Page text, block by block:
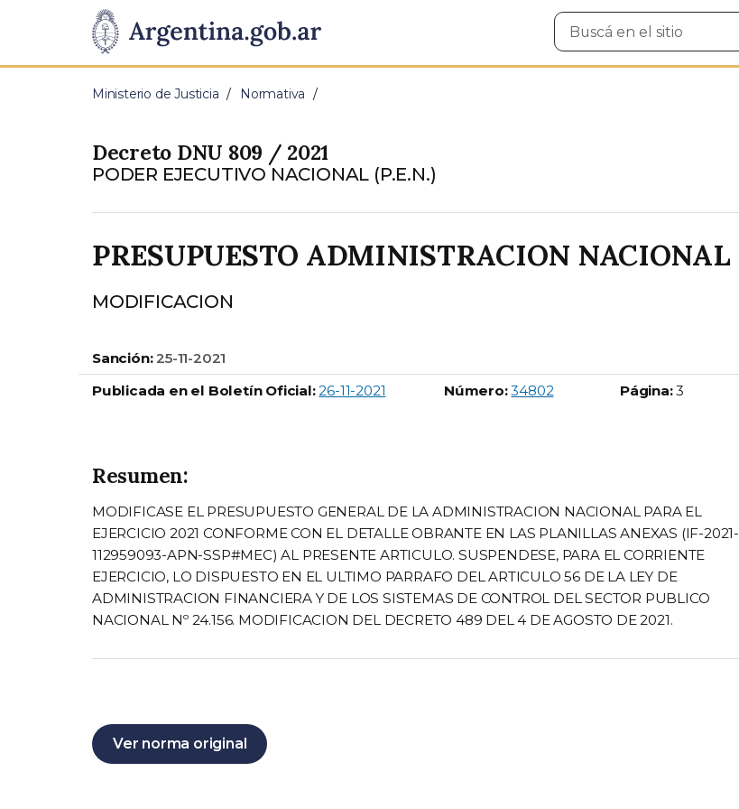
Presidencia
de
Pasar al contenido principal
Buscar
en
Ministerio de Justicia Normativa
Decreto DNU 809 / 2021
PODER EJECUTIVO NACIONAL (P.E.N.)
PRESUPUESTO ADMINISTRACION NACIONAL
MODIFICACION
Sanción: 25-11-2021
Publicada en el Boletín Oficial: 26-11-2021 Número:Boletín Oficial número:
34802 Página: 3
Resumen:
MODIFICASE EL PRESUPUESTO GENERAL DE LA ADMINISTRACION NACIONAL PARA EL
EJERCICIO 2021 CONFORME CON EL DETALLE OBRANTE EN LAS PLANILLAS ANEXAS (IF-2021-
112959093-APN-SSP#MEC) AL PRESENTE ARTICULO. SUSPENDESE, PARA EL CORRIENTE
EJERCICIO, LO DISPUESTO EN EL ULTIMO PARRAFO DEL ARTICULO 56 DE LA LEY DE
ADMINISTRACION FINANCIERA Y DE LOS SISTEMAS DE CONTROL DEL SECTOR PUBLICO
NACIONAL Nº 24.156. MODIFICACION DEL DECRETO 489 DEL 4 DE AGOSTO DE 2021.
Ver norma original